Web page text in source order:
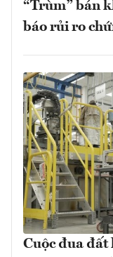
“Trùm” bán
báo rủi ro
Cuộc đua đất